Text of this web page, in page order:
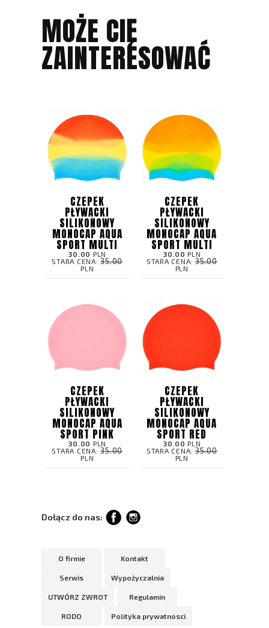
MOŻE CIĘ
ZAINTERESOWAĆ
CZEPEK
PŁYWACKI
SILIKONOWY
MONOCAP AQUA
SPORT MULTI
30.00 PLN
STARA CENA:35.00
PLN
CZEPEK
PŁYWACKI
SILIKONOWY
MONOCAP AQUA
SPORT MULTI
30.00 PLN
STARA CENA:35.00
PLN
CZEPEK
PŁYWACKI
SILIKONOWY
MONOCAP AQUA
SPORT PINK
30.00 PLN
STARA CENA:35.00
PLN
CZEPEK
PŁYWACKI
SILIKONOWY
MONOCAP AQUA
SPORT RED
30.00 PLN
STARA CENA:35.00
PLN
Dołącz do nas:
O firmie Kontakt
Serwis Wypożyczalnia
UTWÓRZ ZWROT Regulamin
RODO Polityka prywatnosci